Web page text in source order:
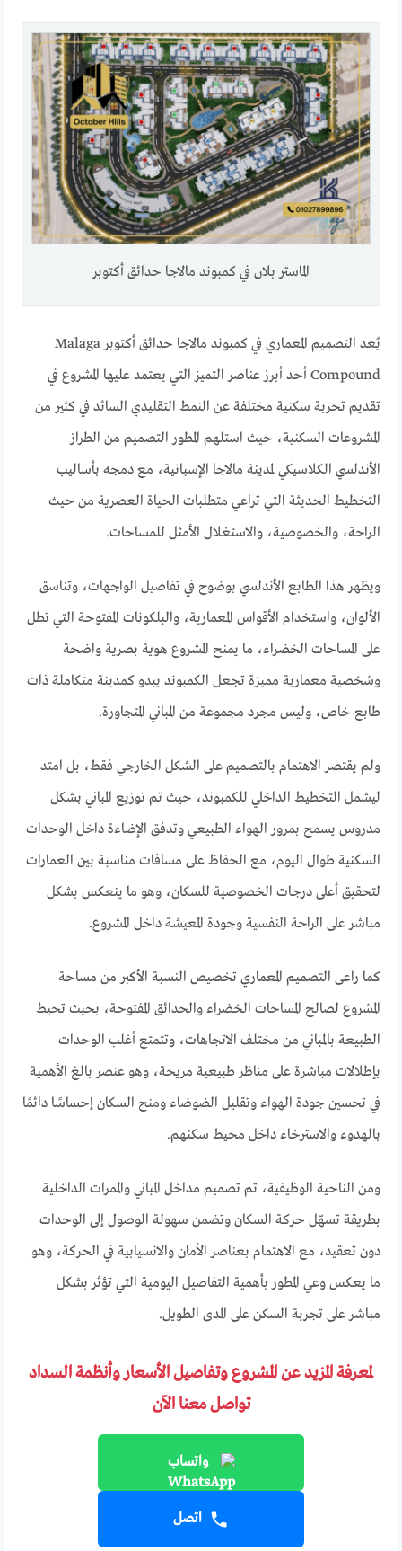
الماستر بلان في كمبوند مالاجا حدائق أكتوبر
يُعد التصميم المعماري في كمبوند مالاجا حدائق أكتوبر Malaga
Compound أحد أبرز عناصر التميز التي يعتمد عليها المشروع في
تقديم تجربة سكنية مختلفة عن النمط التقليدي السائد في كثير من
المشروعات السكنية، حيث استلهم المطور التصميم من الطراز
الأندلسي الكلاسيكي لمدينة مالاجا الإسبانية، مع دمجه بأساليب
التخطيط الحديثة التي تراعي متطلبات الحياة العصرية من حيث
الراحة، والخصوصية، والاستغلال الأمثل للمساحات.
ويظهر هذا الطابع الأندلسي بوضوح في تفاصيل الواجهات، وتناسق
الألوان، واستخدام الأقواس المعمارية، والبلكونات المفتوحة التي تطل
على المساحات الخضراء، ما يمنح المشروع هوية بصرية واضحة
وشخصية معمارية مميزة تجعل الكمبوند يبدو كمدينة متكاملة ذات
طابع خاص، وليس مجرد مجموعة من المباني المتجاورة.
ولم يقتصر الاهتمام بالتصميم على الشكل الخارجي فقط، بل امتد
ليشمل التخطيط الداخلي للكمبوند، حيث تم توزيع المباني بشكل
مدروس يسمح بمرور الهواء الطبيعي وتدفق الإضاءة داخل الوحدات
السكنية طوال اليوم، مع الحفاظ على مسافات مناسبة بين العمارات
لتحقيق أعلى درجات الخصوصية للسكان، وهو ما ينعكس بشكل
مباشر على الراحة النفسية وجودة المعيشة داخل المشروع.
كما راعى التصميم المعماري تخصيص النسبة الأكبر من مساحة
المشروع لصالح المساحات الخضراء والحدائق المفتوحة، بحيث تحيط
الطبيعة بالمباني من مختلف الاتجاهات، وتتمتع أغلب الوحدات
بإطلالات مباشرة على مناظر طبيعية مريحة، وهو عنصر بالغ الأهمية
في تحسين جودة الهواء وتقليل الضوضاء ومنح السكان إحساسًا دائمًا
بالهدوء والاسترخاء داخل محيط سكنهم.
ومن الناحية الوظيفية، تم تصميم مداخل المباني والممرات الداخلية
بطريقة تسهّل حركة السكان وتضمن سهولة الوصول إلى الوحدات
دون تعقيد، مع الاهتمام بعناصر الأمان والانسيابية في الحركة، وهو
ما يعكس وعي المطور بأهمية التفاصيل اليومية التي تؤثر بشكل
مباشر على تجربة السكن على المدى الطويل.
لمعرفة المزيد عن المشروع وتفاصيل الأسعار وأنظمة السداد
تواصل معنا الآن
واتساب
اتصل